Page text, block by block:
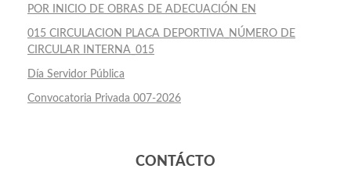
POR INICIO DE OBRAS DE ADECUACIÓN EN
015 CIRCULACION PLACA DEPORTIVA_NÚMERO DE
CIRCULAR INTERNA_015
Día Servidor Pública
Convocatoria Privada 007-2026
CONTÁCTO